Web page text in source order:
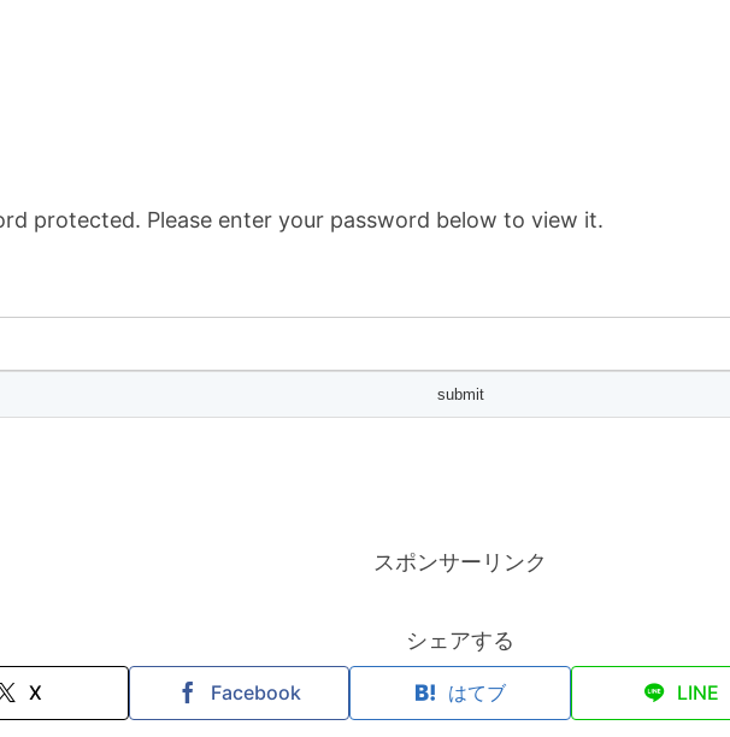
protected. Please enter your password below to view it.
スポンサーリンク
シェアする
X Facebook はてブ LINE